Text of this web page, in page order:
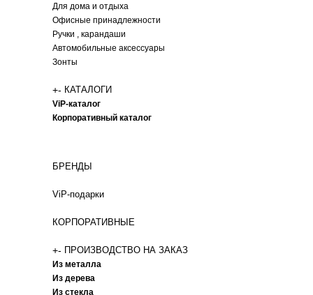
Для дома и отдыха
Офисные принадлежности
Ручки , карандаши
Автомобильные аксессуары
Зонты
+- КАТАЛОГИ
ViP-каталог
Корпоративный каталог
БРЕНДЫ
ViP-подарки
КОРПОРАТИВНЫЕ
+- ПРОИЗВОДСТВО НА ЗАКАЗ
Из металла
Из дерева
Из стекла